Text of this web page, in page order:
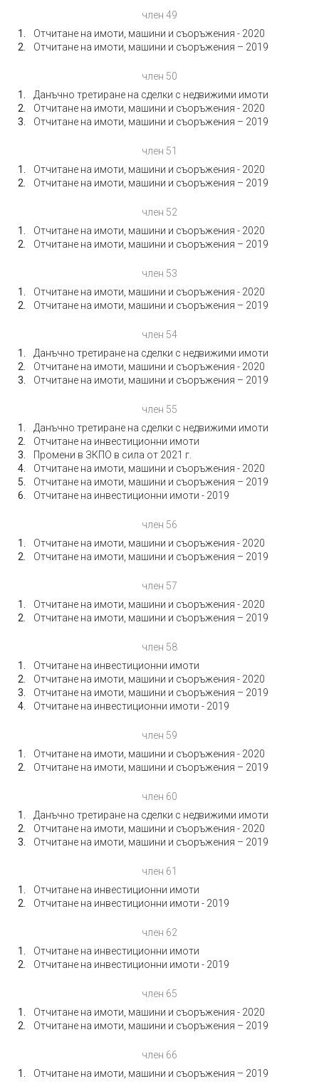
член 49
Отчитане на имоти, машини и съоръжения - 2020
Отчитане на имоти, машини и съоръжения – 2019
член 50
Данъчно третиране на сделки с недвижими имоти
Отчитане на имоти, машини и съоръжения - 2020
Отчитане на имоти, машини и съоръжения – 2019
член 51
Отчитане на имоти, машини и съоръжения - 2020
Отчитане на имоти, машини и съоръжения – 2019
член 52
Отчитане на имоти, машини и съоръжения - 2020
Отчитане на имоти, машини и съоръжения – 2019
член 53
Отчитане на имоти, машини и съоръжения - 2020
Отчитане на имоти, машини и съоръжения – 2019
член 54
Данъчно третиране на сделки с недвижими имоти
Отчитане на имоти, машини и съоръжения - 2020
Отчитане на имоти, машини и съоръжения – 2019
член 55
Данъчно третиране на сделки с недвижими имоти
Отчитане на инвестиционни имоти
Промени в ЗКПО в сила от 2021 г.
Отчитане на имоти, машини и съоръжения - 2020
Отчитане на имоти, машини и съоръжения – 2019
Отчитане на инвестиционни имоти - 2019
член 56
Отчитане на имоти, машини и съоръжения - 2020
Отчитане на имоти, машини и съоръжения – 2019
член 57
Отчитане на имоти, машини и съоръжения - 2020
Отчитане на имоти, машини и съоръжения – 2019
член 58
Отчитане на инвестиционни имоти
Отчитане на имоти, машини и съоръжения - 2020
Отчитане на имоти, машини и съоръжения – 2019
Отчитане на инвестиционни имоти - 2019
член 59
Отчитане на имоти, машини и съоръжения - 2020
Отчитане на имоти, машини и съоръжения – 2019
член 60
Данъчно третиране на сделки с недвижими имоти
Отчитане на имоти, машини и съоръжения - 2020
Отчитане на имоти, машини и съоръжения – 2019
член 61
Отчитане на инвестиционни имоти
Отчитане на инвестиционни имоти - 2019
член 62
Отчитане на инвестиционни имоти
Отчитане на инвестиционни имоти - 2019
член 65
Отчитане на имоти, машини и съоръжения - 2020
Отчитане на имоти, машини и съоръжения – 2019
член 66
Отчитане на имоти, машини и съоръжения – 2019